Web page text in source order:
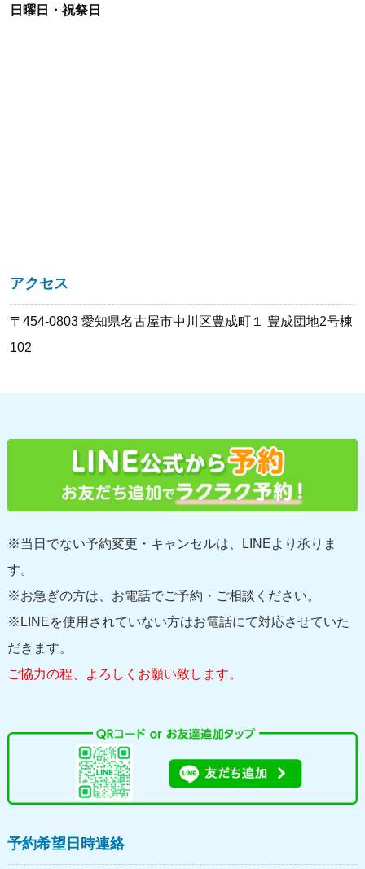
日曜日・祝祭日
アクセス
〒454-0803 愛知県名古屋市中川区豊成町１ 豊成団地2号棟
102
※当日でない予約変更・キャンセルは、LINEより承りま
す。
※お急ぎの方は、お電話でご予約・ご相談ください。
※LINEを使用されていない方はお電話にて対応させていた
だきます。
ご協力の程、よろしくお願い致します。
予約希望日時連絡